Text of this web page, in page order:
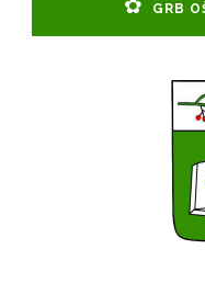
GRB